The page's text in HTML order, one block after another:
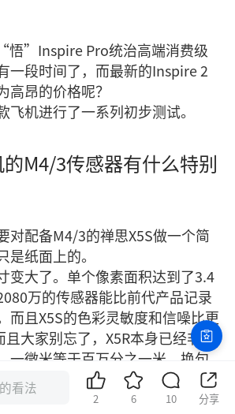
悟”Inspire Pro统治高端消费级
一段时间了，而最新的Inspire 2
高昂的价格呢？
飞机进行了一系列初步测试。
M4/3传感器有什么特别
对配备M4/3的禅思X5S做一个简
纸面上的。
变大了。单个像素面积达到了3.4
万的传感器能比前代产品记录
而且X5S的色彩灵敏度和信噪比更
且大家别忘了，X5R本身已经非常
一微米等于百万分之一米，换句
千个微米单位挤成一毫米，真的
看法
2 6 10 分享